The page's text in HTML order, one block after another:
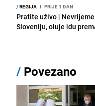
/REGIJA I PRIJE 1 DAN
Pratite uživo |
Sloveniju, oluje idu
/ Povezano